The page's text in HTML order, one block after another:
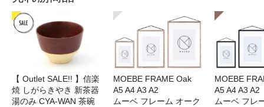
【 Outlet SALE!! 】信楽
焼 しがらきやき 新茶器
湯のみ CYA-WAN 茶碗
MOEBE FRAME Oak
A5 A4 A3 A2
ムーベ フレーム オーク
MOEBE
A5 A4 A3 A2
ムーベ フレ